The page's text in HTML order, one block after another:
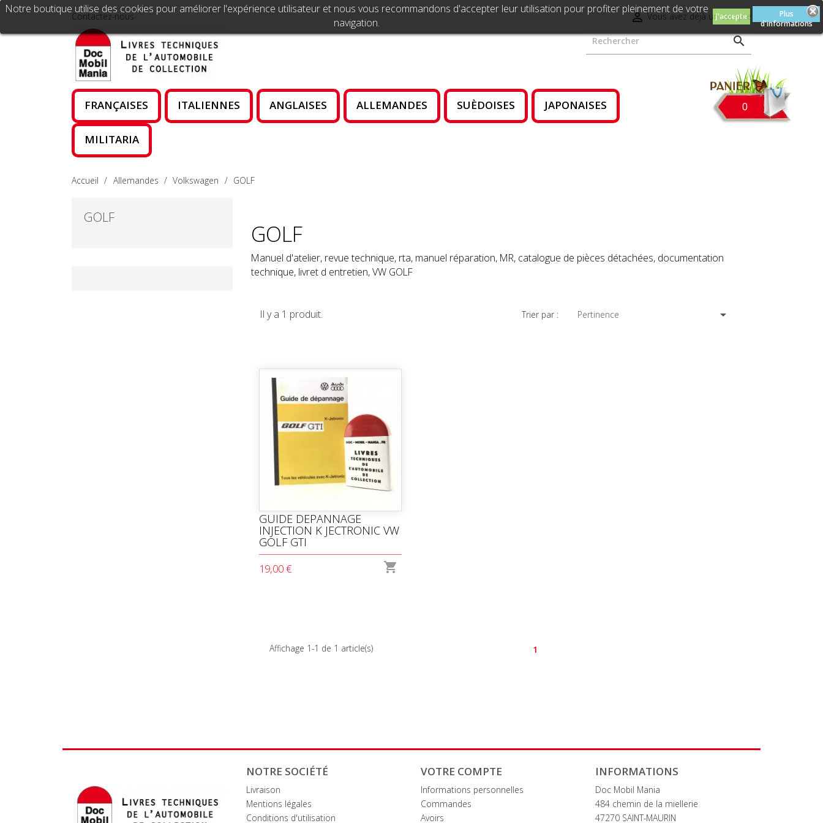
Contactez-nous  Vous avez déjà un compte

Notre boutique utilise des cookies pour améliorer l'expérience utilisateur et nous vous recommandons d'accepter leur utilisation pour profiter pleinement de votre
navigation.
J'accepte
Plus
d'informations
FRANÇAISES ITALIENNES ANGLAISES ALLEMANDES SUÈDOISES JAPONAISES
MILITARIA
0
Accueil Allemandes Volkswagen GOLF
GOLF
GOLF
Manuel d'atelier, revue technique, rta, manuel réparation, MR, catalogue de pièces détachées, documentation
technique, livret d entretien, VW GOLF
Il y a 1 produit. Trier par : Pertinence 
GUIDE DEPANNAGE
INJECTION K JECTRONIC VW
GOLF GTI
19,00 € 
Affichage 1-1 de 1 article(s) 1
NOTRE SOCIÉTÉ
Livraison
Mentions légales
Conditions d'utilisation
VOTRE COMPTE
Informations personnelles
Commandes
Avoirs
INFORMATIONS
Doc Mobil Mania
484 chemin de la miellerie
47270 SAINT-MAURIN